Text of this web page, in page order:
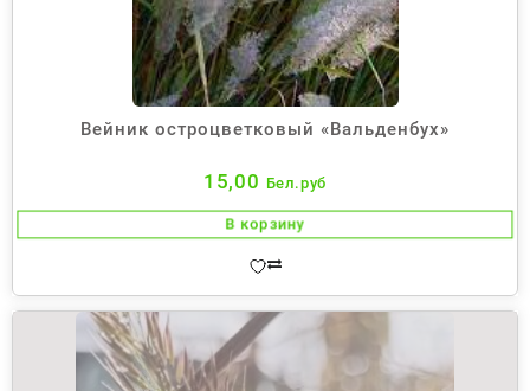
Вейник остроцветковый «Вальденбух»
15,00 Бел.руб
В корзину